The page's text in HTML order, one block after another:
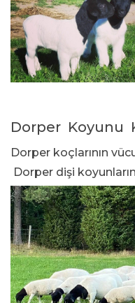
Dorper Koyunu
Dorper koçlarının
Dorper dişi